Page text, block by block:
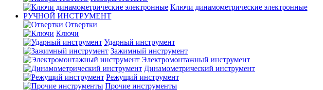
Ключи динамометрические электронные
РУЧНОЙ ИНСТРУМЕНТ
Отвертки
Ключи
Ударный инструмент
Зажимный инструмент
Электромонтажный инструмент
Динамометрический инструмент
Режущий инструмент
Прочие инструменты